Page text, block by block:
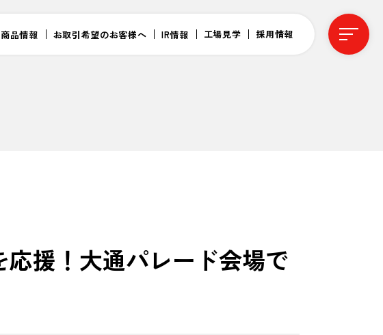
商品情報 お取引希望のお客様へ IR情報 工場見学 採用情報
応援！大通パレード会場で